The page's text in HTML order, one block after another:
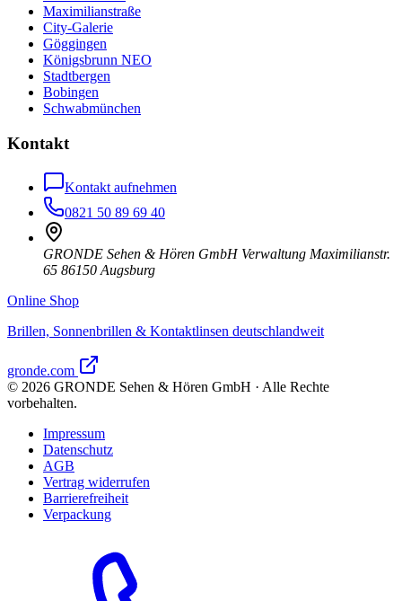
Maximilianstraße
City-Galerie
Göggingen
Königsbrunn NEO
Stadtbergen
Bobingen
Schwabmünchen
Kontakt
Kontakt aufnehmen
0821 50 89 69 40
GRONDE Sehen & Hören GmbH Verwaltung Maximilianstr.
65 86150 Augsburg
Online Shop
Brillen, Sonnenbrillen & Kontaktlinsen deutschlandweit
gronde.com
© 2026 GRONDE Sehen & Hören GmbH · Alle Rechte
vorbehalten.
Impressum
Datenschutz
AGB
Vertrag widerrufen
Barrierefreiheit
Verpackung